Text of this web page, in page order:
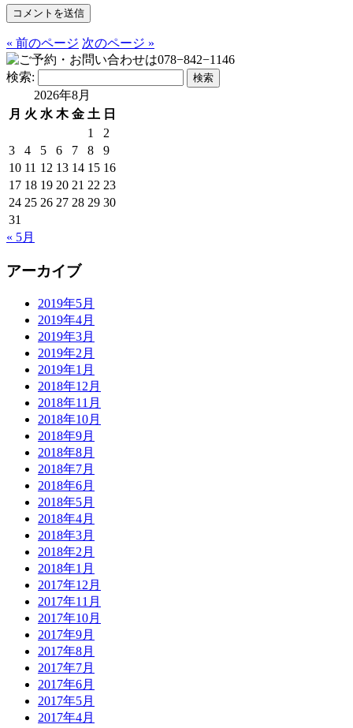
« 前のページ 次のページ »
検索:
2026年8月
月 火 水 木 金 土 日
1
2
3
4 5 6 7 8
9
10 11 12 13 14 15 16
17 18 19 20 21 22 23
24 25 26 27 28 29 30
31
« 5月
アーカイブ
2019年5月
2019年4月
2019年3月
2019年2月
2019年1月
2018年12月
2018年11月
2018年10月
2018年9月
2018年8月
2018年7月
2018年6月
2018年5月
2018年4月
2018年3月
2018年2月
2018年1月
2017年12月
2017年11月
2017年10月
2017年9月
2017年8月
2017年7月
2017年6月
2017年5月
2017年4月